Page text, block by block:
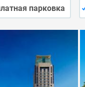
парковка